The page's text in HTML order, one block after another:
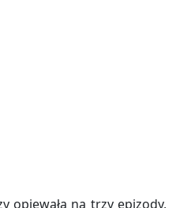
opiewała na trzy epizody,